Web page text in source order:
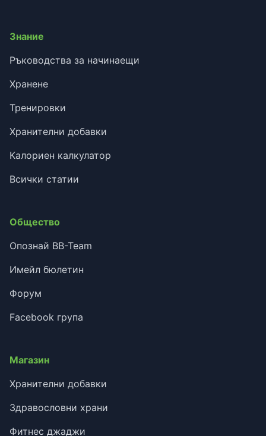
Знание
Ръководства за начинаещи
Хранене
Тренировки
Хранителни добавки
Калориен калкулатор
Всички статии
Общество
Опознай BB-Team
Имейл бюлетин
Форум
Facebook група
Магазин
Хранителни добавки
Здравословни храни
Фитнес джаджи